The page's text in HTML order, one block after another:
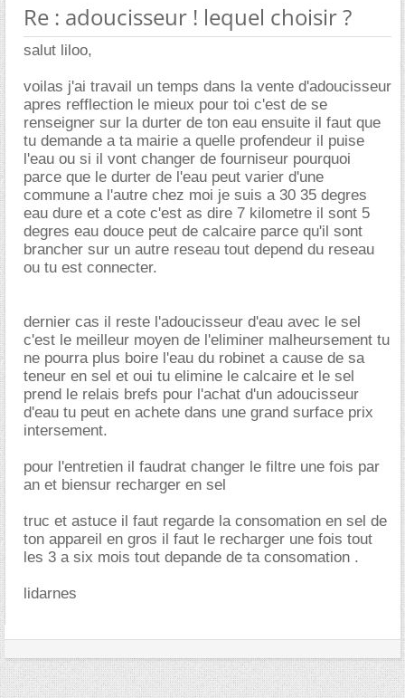
Re : adoucisseur ! lequel choisir ?
salut liloo,
voilas j'ai travail un temps dans la vente d'adoucisseur
apres refflection le mieux pour toi c'est de se
renseigner sur la durter de ton eau ensuite il faut que
tu demande a ta mairie a quelle profendeur il puise
l'eau ou si il vont changer de fourniseur pourquoi
parce que le durter de l'eau peut varier d'une
commune a l'autre chez moi je suis a 30 35 degres
eau dure et a cote c'est as dire 7 kilometre il sont 5
degres eau douce peut de calcaire parce qu'il sont
brancher sur un autre reseau tout depend du reseau
ou tu est connecter.
dernier cas il reste l'adoucisseur d'eau avec le sel
c'est le meilleur moyen de l'eliminer malheursement tu
ne pourra plus boire l'eau du robinet a cause de sa
teneur en sel et oui tu elimine le calcaire et le sel
prend le relais brefs pour l'achat d'un adoucisseur
d'eau tu peut en achete dans une grand surface prix
intersement.
pour l'entretien il faudrat changer le filtre une fois par
an et biensur recharger en sel
truc et astuce il faut regarde la consomation en sel de
ton appareil en gros il faut le recharger une fois tout
les 3 a six mois tout depande de ta consomation .
lidarnes